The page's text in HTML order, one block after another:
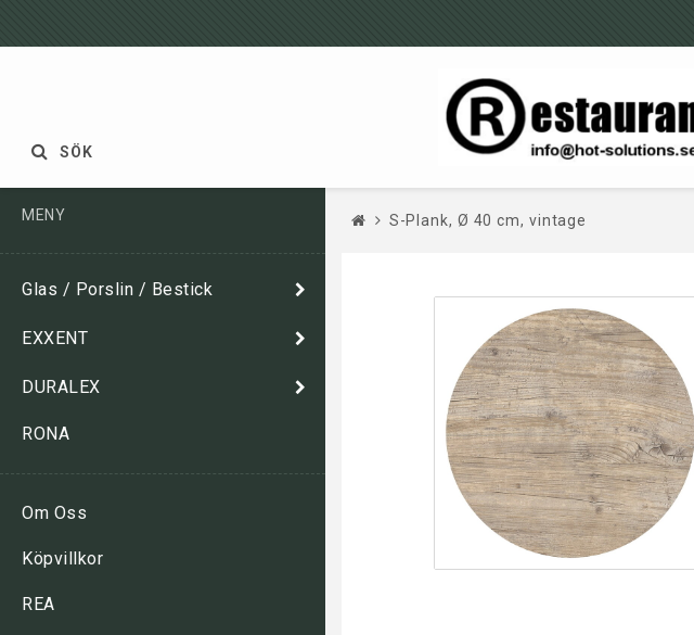
SÖK
MENY
Glas / Porslin / Bestick
EXXENT
DURALEX
RONA
Om Oss
Köpvillkor
REA
S-Plank, Ø 40 cm, vintage